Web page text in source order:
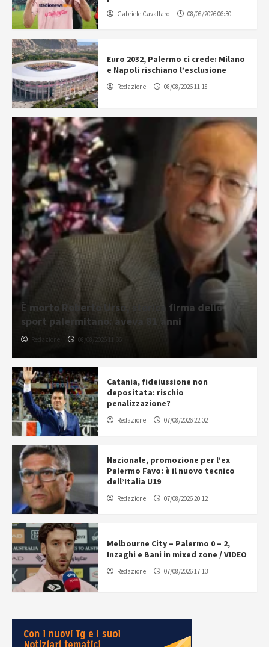
Gabriele Cavallaro 08/08/2026 06:30
Euro 2032, Palermo ci crede: Milano
e Napoli rischiano l’esclusione
Redazione 08/08/2026 11:18
È morto Roberto Urso, storica firma dello
sport palermitano: aveva 81 anni
Redazione 08/08/2026 11:36
Catania, fideiussione non
depositata: rischio
penalizzazione?
Redazione 07/08/2026 22:02
Nazionale, promozione per l’ex
Palermo Favo: è il nuovo tecnico
dell’Italia U19
Redazione 07/08/2026 20:12
Melbourne City – Palermo 0 – 2,
Inzaghi e Bani in mixed zone / VIDEO
Redazione 07/08/2026 17:13